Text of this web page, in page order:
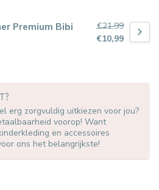
Premium Bibi
€21,99
€10,99
erg zorgvuldig uitkiezen voor jou?
voorop! Want
en accessoires
ons het belangrijkste!